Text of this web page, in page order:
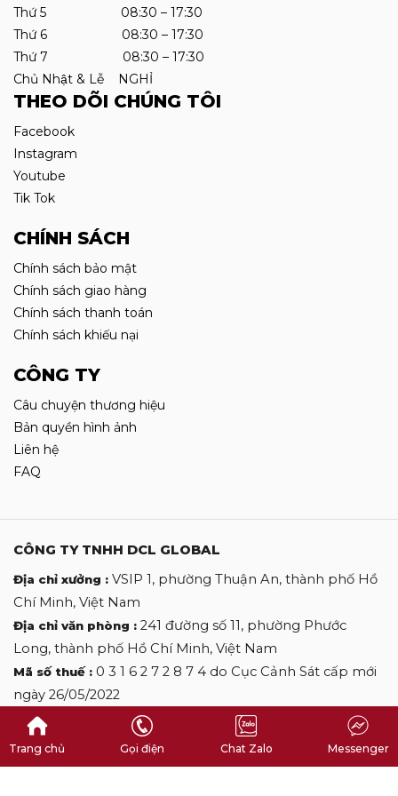
Thứ 5 08:30 – 17:30
Thứ 6 08:30 – 17:30
Thứ 7 08:30 – 17:30
Chủ Nhật & Lễ NGHỈ
THEO DÕI CHÚNG TÔI
Facebook
Instagram
Youtube
Tik Tok
CHÍNH SÁCH
Chính sách bảo mật
Chính sách giao hàng
Chính sách thanh toán
Chính sách khiếu nại
CÔNG TY
Câu chuyện thương hiệu
Bản quyền hình ảnh
Liên hệ
FAQ
CÔNG TY TNHH DCL GLOBAL
Địa chỉ xưởng : VSIP 1, phường Thuận An, thành phố Hồ
Chí Minh, Việt Nam
Địa chỉ văn phòng : 241 đường số 11, phường Phước
Long, thành phố Hồ Chí Minh, Việt Nam
Mã số thuế : 0 3 1 6 2 7 2 8 7 4 do Cục Cảnh Sát cấp mới
ngày 26/05/2022
Hotline : 0 9 0 9 0 9 2 7 0 6
Email : desclothinglabels@gmail.com
Trang chủ Gọi điện Chat Zalo Messenger